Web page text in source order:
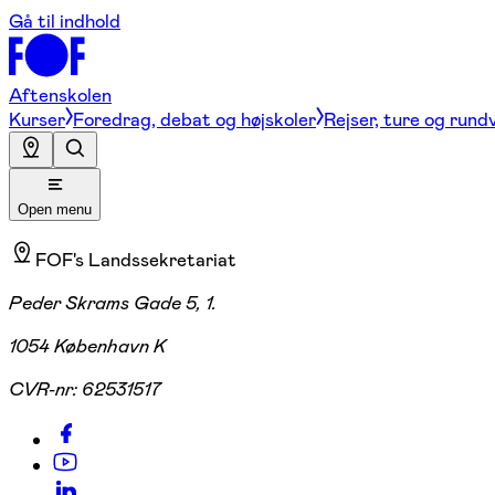
Gå til indhold
Aftenskolen
Kurser Foredrag, debat og højskoler Rejser, ture og
Open menu
FOF's Landssekretariat
Peder Skrams Gade 5, 1.
1054 København K
CVR-nr: 62531517